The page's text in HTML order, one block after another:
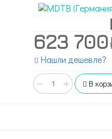
623 700
Нашли дешевле?
− + В